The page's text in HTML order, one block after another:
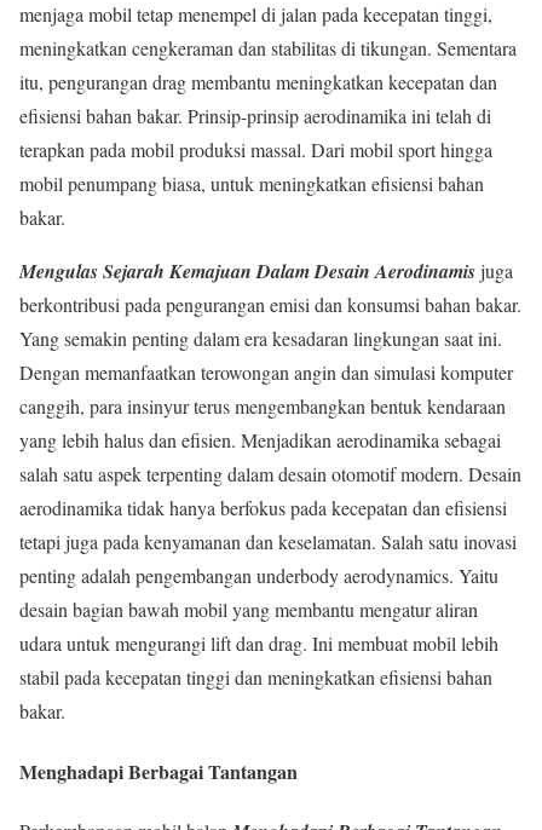
menjaga mobil tetap menempel di jalan pada kecepatan tinggi,
meningkatkan cengkeraman dan stabilitas di tikungan. Sementara
itu, pengurangan drag membantu meningkatkan kecepatan dan
efisiensi bahan bakar. Prinsip-prinsip aerodinamika ini telah di
terapkan pada mobil produksi massal. Dari mobil sport hingga
mobil penumpang biasa, untuk meningkatkan efisiensi bahan
bakar.
Mengulas Sejarah Kemajuan Dalam Desain Aerodinamisjuga
berkontribusi pada pengurangan emisi dan konsumsi bahan bakar.
Yang semakin penting dalam era kesadaran lingkungan saat ini.
Dengan memanfaatkan terowongan angin dan simulasi komputer
canggih, para insinyur terus mengembangkan bentuk kendaraan
yang lebih halus dan efisien. Menjadikan aerodinamika sebagai
salah satu aspek terpenting dalam desain otomotif modern. Desain
aerodinamika tidak hanya berfokus pada kecepatan dan efisiensi
tetapi juga pada kenyamanan dan keselamatan. Salah satu inovasi
penting adalah pengembangan underbody aerodynamics. Yaitu
desain bagian bawah mobil yang membantu mengatur aliran
udara untuk mengurangi lift dan drag. Ini membuat mobil lebih
stabil pada kecepatan tinggi dan meningkatkan efisiensi bahan
bakar.
Menghadapi Berbagai Tantangan